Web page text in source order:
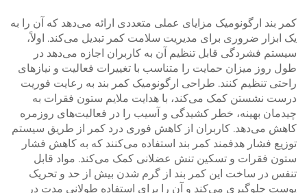
کمر بند ارگونومیک مزایای عملی متعددی ارائه می‌دهد که آن را به
یک ابزار ضروری برای مدیریت سلامت کمر تبدیل می‌کند. اولاً،
سیستم فشردگی قابل تنظیم آن به کاربران اجازه می‌دهد در
طول روز میزان حمایت را متناسب با تغییرات فعالیت و نیازهای
راحتی تنظیم کنند. طراحی ارگونومیک کمر بند به رعایت فوریت
درست نشستن کمک می‌کند، با هدایت ملایم ستون فقرات به
چیدمان بهینه، خطر کشیدگی و آسیب را در فعالیت‌های روزمره
کاهش می‌دهد. کاربران از کاهش فوری درد کمر از طریق سیستم
توزیع فشار هدفمند کمر بند استفاده می‌کنند که به کاهش فشار
ستون فقرات و تسکین تنش عضلانی کمک می‌کند. مواد قابل
تنفس در ساخت این کمر بند از گرم شدن بیش از حد و تحریک
پوست جلوگیری می‌کند و آن را برای استفاده طولانی مدت در